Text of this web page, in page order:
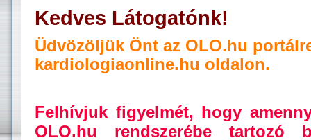
Kedves Látogatónk!
Üdvözöljük Önt az OLO.hu
kardiologiaonline.hu oldalon.
Felhívjuk figyelmét, hogy
OLO.hu rendszerébe tartozó